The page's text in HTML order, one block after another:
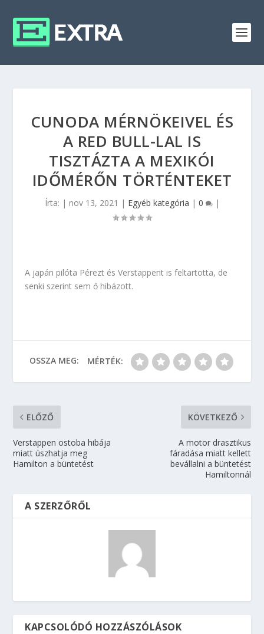
CUNODA MÉRNÖKEIVEL ÉS
A RED BULL-LAL IS
TISZTÁZTA A MEXIKÓI
IDŐMÉRŐN TÖRTÉNTEKET
Írta: | nov 13, 2021 | Egyéb kategória | 0 |
A japán pilóta Pérezt és Verstappent is feltartotta, de
senki szerint sem ő hibázott.
OSSZA MEG: MÉRTÉK:
ELŐZŐ
Verstappen ostoba hibája
miatt úszhatja meg
Hamilton a büntetést
KÖVETKEZŐ
A motor drasztikus
fáradása miatt kellett
bevállalni a büntetést
Hamiltonnál
A SZERZŐRŐL
KAPCSOLÓDÓ HOZZÁSZÓLÁSOK